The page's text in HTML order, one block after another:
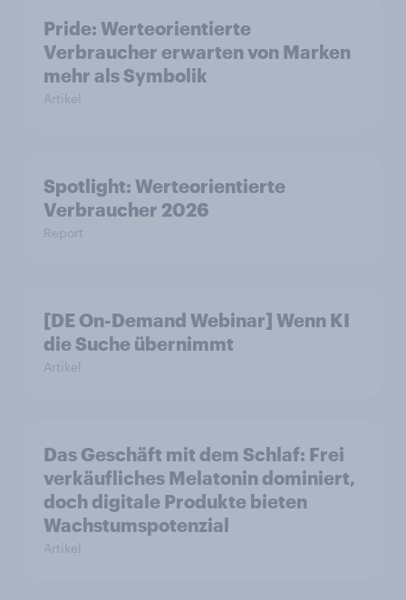
Pride: Werteorientierte
Verbraucher erwarten von Marken
mehr als Symbolik
Artikel
Spotlight: Werteorientierte
Verbraucher 2026
Report
[DE On-Demand Webinar] Wenn KI
die Suche übernimmt
Artikel
Das Geschäft mit dem Schlaf: Frei
verkäufliches Melatonin dominiert,
doch digitale Produkte bieten
Wachstumspotenzial
Artikel